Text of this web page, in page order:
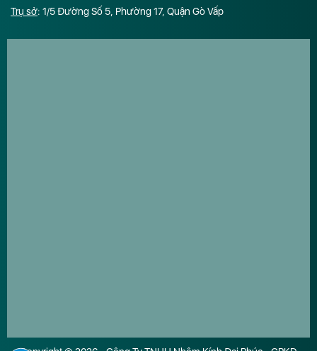
Trụ sở: 1/5 Đường Số 5, Phường 17, Quận Gò Vấp